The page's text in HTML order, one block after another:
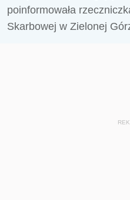
poinformowała
Skarbowej w Zielonej